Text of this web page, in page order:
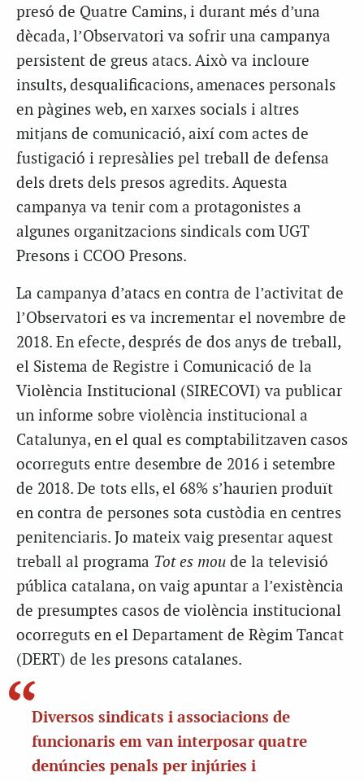
presó de Quatre Camins, i durant més d’una
dècada, l’Observatori va sofrir una campanya
persistent de greus atacs. Això va incloure
insults, desqualificacions, amenaces personals
en pàgines web, en xarxes socials i altres
mitjans de comunicació, així com actes de
fustigació i represàlies pel treball de defensa
dels drets dels presos agredits. Aquesta
campanya va tenir com a protagonistes a
algunes organitzacions sindicals com UGT
Presons i CCOO Presons.
La campanya d’atacs en contra de l’activitat de
l’Observatori es va incrementar el novembre de
2018. En efecte, després de dos anys de treball,
el Sistema de Registre i Comunicació de la
Violència Institucional (SIRECOVI) va publicar
un informe sobre violència institucional a
Catalunya, en el qual es comptabilitzaven casos
ocorreguts entre desembre de 2016 i setembre
de 2018. De tots ells, el 68% s’haurien produït
en contra de persones sota custòdia en centres
penitenciaris. Jo mateix vaig presentar aquest
treball al programa Tot es mou de la televisió
pública catalana, on vaig apuntar a l’existència
de presumptes casos de violència institucional
ocorreguts en el Departament de Règim Tancat
(DERT) de les presons catalanes.
Diversos sindicats i associacions de
funcionaris em van interposar quatre
denúncies penals per injúries i